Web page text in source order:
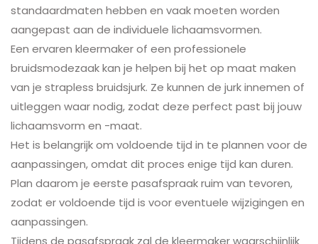
standaardmaten hebben en vaak moeten worden
aangepast aan de individuele lichaamsvormen.
Een ervaren kleermaker of een professionele
bruidsmodezaak kan je helpen bij het op maat maken
van je strapless bruidsjurk. Ze kunnen de jurk innemen of
uitleggen waar nodig, zodat deze perfect past bij jouw
lichaamsvorm en -maat.
Het is belangrijk om voldoende tijd in te plannen voor de
aanpassingen, omdat dit proces enige tijd kan duren.
Plan daarom je eerste pasafspraak ruim van tevoren,
zodat er voldoende tijd is voor eventuele wijzigingen en
aanpassingen.